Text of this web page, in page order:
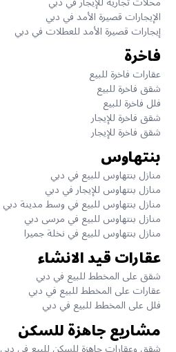
الإيجارات قصيرة الأمد في دبي
إيجارات قصيرة الأمد للعطلات في دبي
فاخرة
عقارات فاخرة للبيع
شقق فاخرة للبيع
فلل فاخرة للبيع
شقق فاخرة للإيجار
شقق فاخرة للإيجار
بنتهاوس
منازل بنتهاوس للبيع في دبي
منازل بنتهاوس للإيجار في دبي
منازل بنتهاوس للبيع في وسط مدينة دبي
منازل بنتهاوس للبيع في مرسى دبي
منازل بنتهاوس للبيع في نخلة جميرا
عقارات قيد الانشاء
شقق على المخطط للبيع في دبي
عقارات على المخطط للبيع في دبي
فلل على المخطط للبيع في دبي
مشاريع جاهزة للسكن